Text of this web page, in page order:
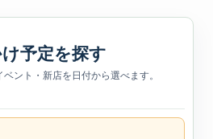
予定を探す
ント・新店を日付から選べます。